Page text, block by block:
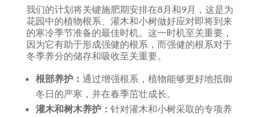
我们的计划将关键施肥期安排在8月和9月，这是为
花园中的植物根系、灌木和小树做好应对即将到来
的寒冷季节准备的最佳时机。这一时机至关重要，
因为它有助于形成强健的根系，而强健的根系对于
冬季养分的储存和吸收至关重要。
根部养护： 通过增强根系，植物能够更好地抵御
冬日的严寒，并在春季茁壮成长。
灌木和树木养护： 针对灌木和小树采取的专项养